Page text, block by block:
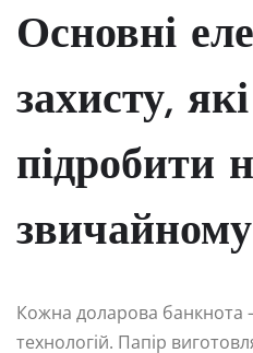
Основні
захисту,
підробити
Кожна доларова банкнота
технологій. Папір